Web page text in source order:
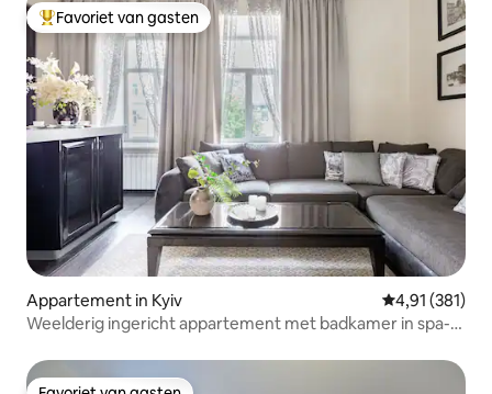
Topfavoriet van gasten
Favoriet van gasten
Appartement in Kyiv Gemiddelde
4,91 (381)
Weelderig ingericht appartement met badkamer in spa-